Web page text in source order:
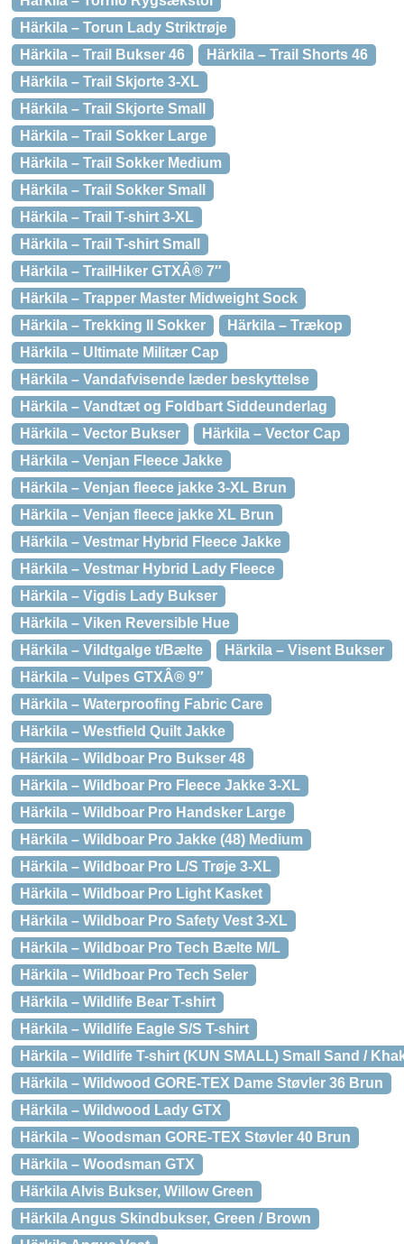
Härkila – Torun Lady Striktrøje
Härkila – Trail Bukser 46
Härkila – Trail Shorts 46
Härkila – Trail Skjorte 3-XL
Härkila – Trail Skjorte Small
Härkila – Trail Sokker Large
Härkila – Trail Sokker Medium
Härkila – Trail Sokker Small
Härkila – Trail T-shirt 3-XL
Härkila – Trail T-shirt Small
Härkila – TrailHiker GTXÂ® 7″
Härkila – Trapper Master Midweight Sock
Härkila – Trekking II Sokker
Härkila – Trækop
Härkila – Ultimate Militær Cap
Härkila – Vandafvisende læder beskyttelse
Härkila – Vandtæt og Foldbart Siddeunderlag
Härkila – Vector Bukser
Härkila – Vector Cap
Härkila – Venjan Fleece Jakke
Härkila – Venjan fleece jakke 3-XL Brun
Härkila – Venjan fleece jakke XL Brun
Härkila – Vestmar Hybrid Fleece Jakke
Härkila – Vestmar Hybrid Lady Fleece
Härkila – Vigdis Lady Bukser
Härkila – Viken Reversible Hue
Härkila – Vildtgalge t/Bælte
Härkila – Visent Bukser
Härkila – Vulpes GTXÂ® 9″
Härkila – Waterproofing Fabric Care
Härkila – Westfield Quilt Jakke
Härkila – Wildboar Pro Bukser 48
Härkila – Wildboar Pro Fleece Jakke 3-XL
Härkila – Wildboar Pro Handsker Large
Härkila – Wildboar Pro Jakke (48) Medium
Härkila – Wildboar Pro L/S Trøje 3-XL
Härkila – Wildboar Pro Light Kasket
Härkila – Wildboar Pro Safety Vest 3-XL
Härkila – Wildboar Pro Tech Bælte M/L
Härkila – Wildboar Pro Tech Seler
Härkila – Wildlife Bear T-shirt
Härkila – Wildlife Eagle S/S T-shirt
Härkila – Wildlife T-shirt (KUN SMALL) Small Sand /
Härkila – Wildwood GORE-TEX Dame Støvler 36 Brun
Härkila – Wildwood Lady GTX
Härkila – Woodsman GORE-TEX Støvler 40 Brun
Härkila – Woodsman GTX
Härkila Alvis Bukser, Willow Green
Härkila Angus Skindbukser, Green / Brown